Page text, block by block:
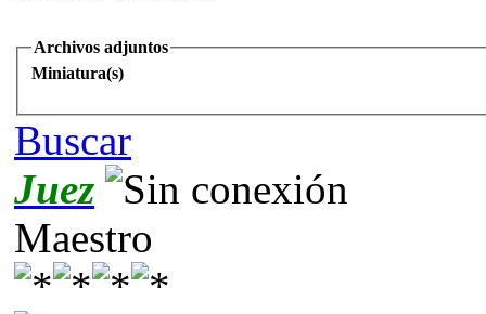
Archivos adjuntos
Miniatura(s)
Buscar
Juez
Maestro